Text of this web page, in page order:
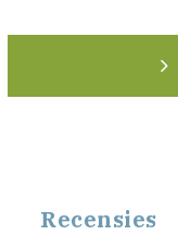
Recensies